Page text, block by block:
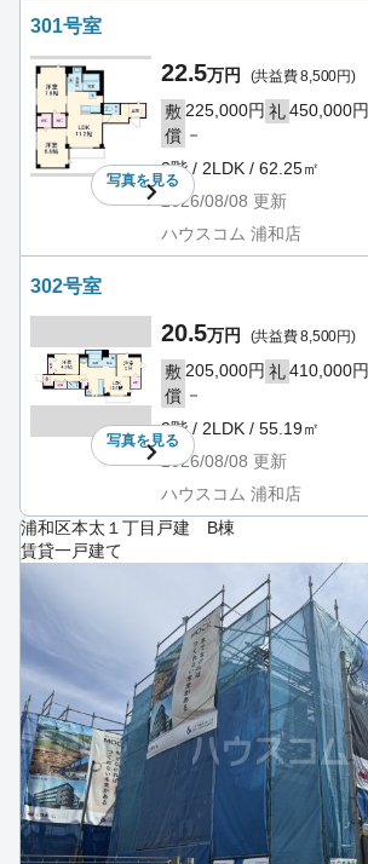
301号室
写真を見る
22.5万円 (共益費 8,500円)
敷 225,000円 礼450,000円
償 －
3階 / 2LDK / 62.25㎡
2026/08/08 更新
ハウスコム 浦和店
302号室
写真を見る
20.5万円 (共益費 8,500円)
敷 205,000円 礼410,000円
償 －
3階 / 2LDK / 55.19㎡
2026/08/08 更新
ハウスコム 浦和店
浦和区本太１丁目戸建 B棟
賃貸一戸建て